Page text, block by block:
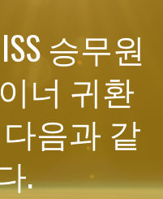
승무원
너 귀환
음과 같
.